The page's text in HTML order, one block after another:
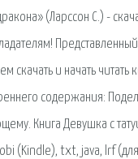
(Ларссон С.) -
и начать читать
содержания:
Книга Девушка с
(Kindle), txt, java, lrf